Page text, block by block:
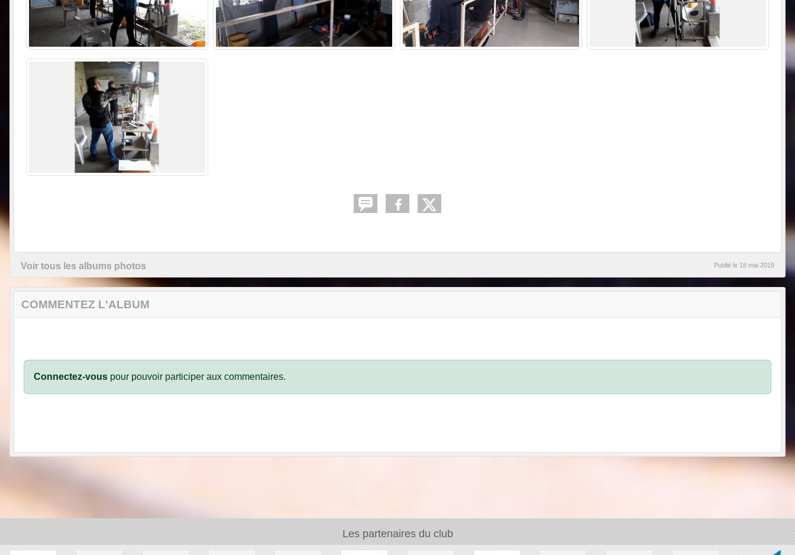
Voir tous les albums photos Publié le 18 mai 2019
COMMENTEZ L'ALBUM
Connectez-vous pour pouvoir participer aux commentaires.
Les partenaires du club